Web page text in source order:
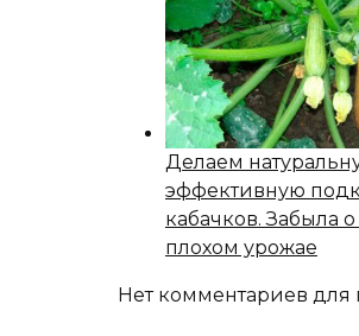
Делаем
эффективную
кабачков. Забыла
плохом урожае
Нет комментариев для